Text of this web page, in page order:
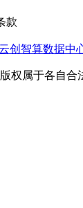
款
创智算数据中
权属于各自合